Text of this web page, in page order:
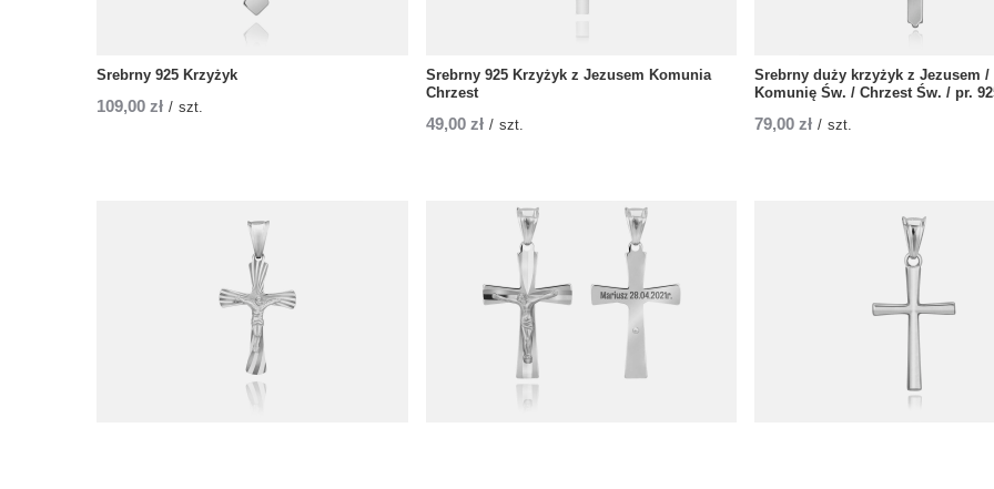
Srebrny 925 Krzyżyk
109,00 zł / szt.
Srebrny 925 Krzyżyk z Jezusem Komunia
Chrzest
49,00 zł / szt.
Srebrny duży krzyżyk z Jezusem /
Komunię Św. / Chrzest Św. / pr.
79,00 zł / szt.